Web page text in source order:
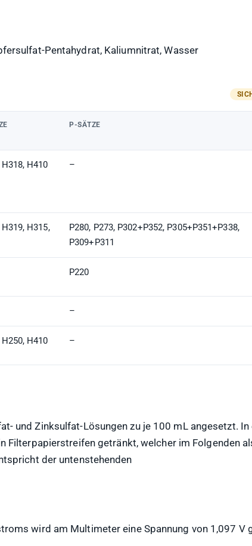
Pentahydrat, Kaliumnitrat, Wasser
P-SÄTZE
H410 –
H315,
P280, P273, P302+P352, P305+P351+P338,
P309+P311
P220
–
H410 –
und Zinksulfat-Lösungen zu je 100 mL angesetzt. In
Filterpapierstreifen getränkt, welcher im Folgenden
der untenstehenden
wird am Multimeter eine Spannung von 1,097 V